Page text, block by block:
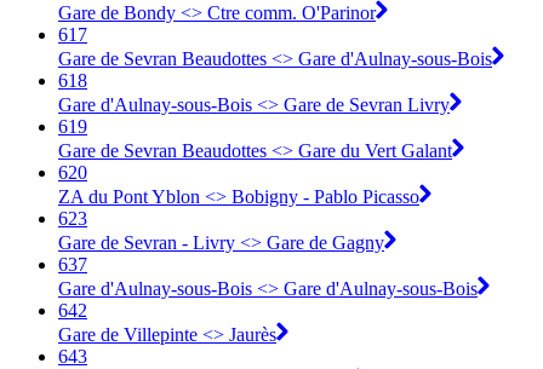
Gare de Bondy <> Ctre comm. O'Parinor
617
Gare de Sevran Beaudottes <> Gare d'Aulnay-sous-Bois
618
Gare d'Aulnay-sous-Bois <> Gare de Sevran Livry
619
Gare de Sevran Beaudottes <> Gare du Vert Galant
620
ZA du Pont Yblon <> Bobigny - Pablo Picasso
623
Gare de Sevran - Livry <> Gare de Gagny
637
Gare d'Aulnay-sous-Bois <> Gare d'Aulnay-sous-Bois
642
Gare de Villepinte <> Jaurès
643